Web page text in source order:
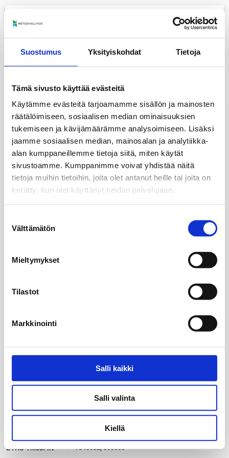
Suostumus Yksityiskohdat Tietoja
Tämä sivusto käyttää evästeitä
Käytämme evästeitä tarjoamamme sisällön ja mainosten
räätälöimiseen, sosiaalisen median ominaisuuksien
tukemiseen ja kävijämäärämme analysoimiseen. Lisäksi
jaamme sosiaalisen median, mainosalan ja analytiikka-
alan kumppaneillemme tietoja siitä, miten käytät
sivustoamme. Kumppanimme voivat yhdistää näitä
tietoja muihin tietoihin, joita olet antanut heille tai joita on
kerätty, kun olet käyttänyt heidän palvelujaan.
valinta
Välttämätön
Mieltymykset
Tilastot
Markkinointi
Salli kaikki
Salli valinta
Kiellä
my_location
7340032, 500000
+